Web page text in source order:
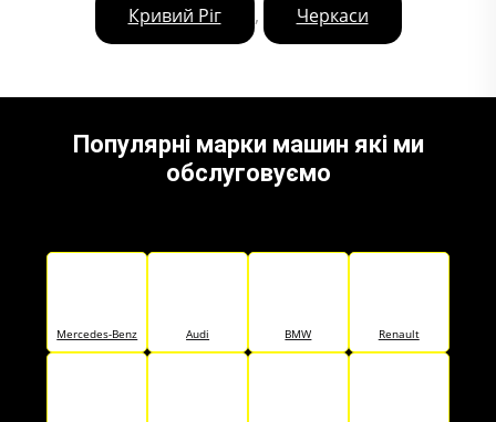
Кривий Ріг , Черкаси
Популярні марки машин які ми
обслуговуємо
Mercedes-Benz Audi BMW Renault